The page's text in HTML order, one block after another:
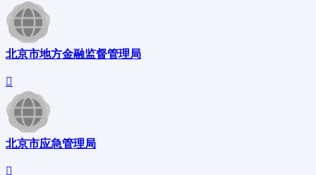
北京市地方金融监督管理局
北京市应急管理局